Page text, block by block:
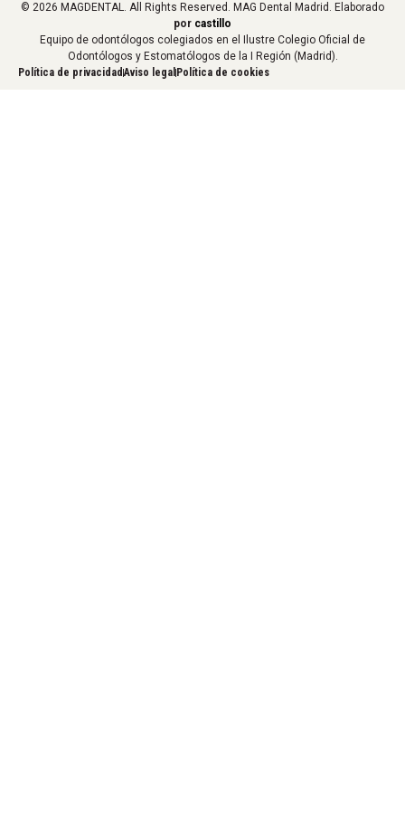
Política de privacidad Aviso legal Política de cookies
© 2026 MAGDENTAL. All Rights Reserved. MAG Dental Madrid. Elaborado
por castillo
Equipo de odontólogos colegiados en el Ilustre Colegio Oficial de
Odontólogos y Estomatólogos de la I Región (Madrid).